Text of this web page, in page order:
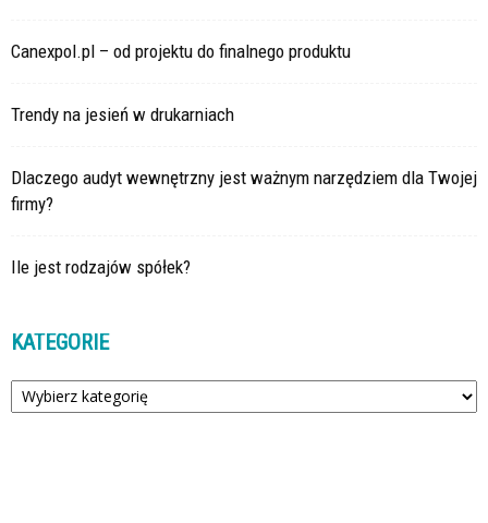
Canexpol.pl – od projektu do finalnego produktu
Trendy na jesień w drukarniach
Dlaczego audyt wewnętrzny jest ważnym narzędziem dla Twojej
firmy?
Ile jest rodzajów spółek?
KATEGORIE
Kategorie